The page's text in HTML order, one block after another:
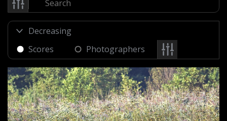
Scores Photographers